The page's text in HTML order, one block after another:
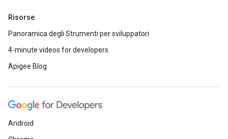
Risorse
Panoramica degli Strumenti per sviluppatori
4-minute videos for developers
Apigee Blog
Android